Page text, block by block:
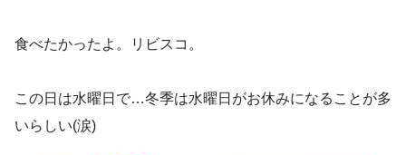
食べたかったよ。リビスコ。
この日は水曜日で…冬季は水曜日がお休みになることが多
いらしい(涙)